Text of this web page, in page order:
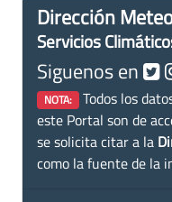
Dirección
Servicios
Siguenos en
NOTA: Todos los
este Portal son de
se solicita citar a la
como la fuente de la